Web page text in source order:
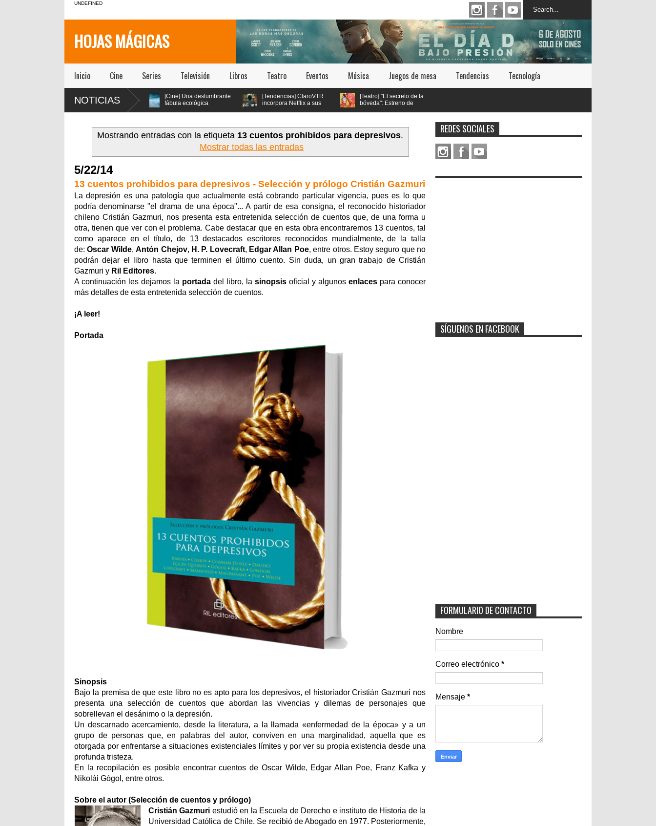
UNDEFINED
HOJAS MÁGICAS
Inicio Cine Series Televisión Libros Teatro Eventos Música Juegos de mesa Tendencias Tecnología
NOTICIAS
[Teatro] “El Impostor”
lleva el clásico Tartufo a
[Cine] Una deslumbrante
fábula ecológica
julio
[Tendencias] ClaroVTR
incorpora Netflix a sus
[Teatro] "El secreto de la
bóveda": Estreno de
Mostrando entradas con la etiqueta 13 cuentos prohibidos para depresivos.
Mostrar todas las entradas
5/22/14
13 cuentos prohibidos para depresivos - Selección y prólogo Cristián Gazmuri
La depresión es una patología que actualmente está cobrando particular vigencia, pues es lo que
podría denominarse "el drama de una época"... A partir de esa consigna, el reconocido historiador
chileno Cristián Gazmuri, nos presenta esta entretenida selección de cuentos que, de una forma u
otra, tienen que ver con el problema. Cabe destacar que en esta obra encontraremos 13 cuentos, tal
como aparece en el título, de 13 destacados escritores reconocidos mundialmente, de la talla
de:Oscar Wilde,Antón Chejov, H. P. Lovecraft, Edgar Allan Poe, entre otros. Estoy seguro que no
podrán dejar el libro hasta que terminen el último cuento. Sin duda, un gran trabajo de Cristián
Gazmuri y Ril Editores.
A continuación les dejamos la portada del libro, la sinopsis oficial y algunos enlaces para conocer
más detalles de esta entretenida selección de cuentos.
¡A leer!
Portada
Sinopsis
Bajo la premisa de que este libro no es apto para los depresivos, el historiador Cristián Gazmuri nos
presenta una selección de cuentos que abordan las vivencias y dilemas de personajes que
sobrellevan el desánimo o la depresión.
Un descarnado acercamiento, desde la literatura, a la llamada «enfermedad de la época» y a un
grupo de personas que, en palabras del autor, conviven en una marginalidad, aquella que es
otorgada por enfrentarse a situaciones existenciales límites y por ver su propia existencia desde una
profunda tristeza.
En la recopilación es posible encontrar cuentos de Oscar Wilde, Edgar Allan Poe, Franz Kafka y
Nikolái Gógol, entre otros.
Sobre el autor (Selección de cuentos y prólogo)
Cristián Gazmuri estudió en la Escuela de Derecho e instituto de Historia de la
Universidad Católica de Chile. Se recibió de Abogado en 1977. Posteriormente,
REDES SOCIALES
SÍGUENOS EN FACEBOOK
FORMULARIO DE CONTACTO
Nombre
Correo electrónico *
Mensaje *